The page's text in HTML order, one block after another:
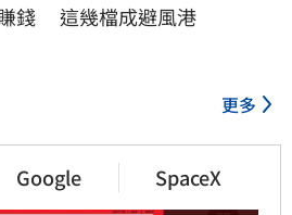
錢 這幾檔成避風港
更多
Google SpaceX